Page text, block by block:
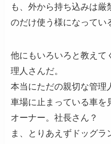
も、外から持ち込みは厳
のだけ使う様になってい
他にもいろいろと教えて
理人さんだ。
本当にただの親切な管理
車場に止まっている車を
オーナー。社長さん？
ま、とりあえずドッグラ